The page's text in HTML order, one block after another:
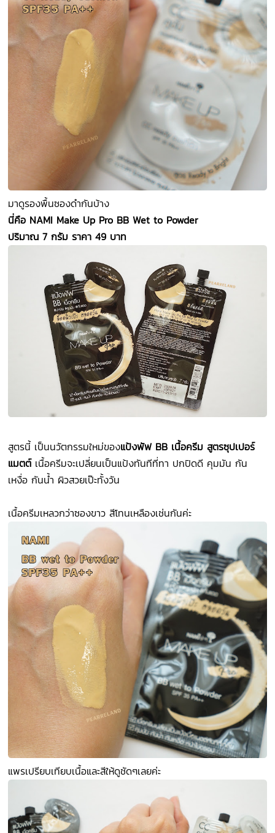
มาดูรองพื้นซองดำกันบ้าง
นี่คือ NAMI Make Up Pro BB Wet to Powder
ปริมาณ 7 กรัม ราคา 49 บาท
สูตรนี้ เป็นนวัตกรรมใหม่ของแป้งพัฟ BB เนื้อครีม สูตรซุปเปอร์
แมตต์เนื้อครีมจะเปลี่ยนเป็นแป้งทันทีที่ทา ปกปิดดี คุมมัน กัน
เหงื่อ กันน้ำ ผิวสวยเป๊ะทั้งวัน
เนื้อครีมเหลวกว่าซองขาว สีโทนเหลืองเช่นกันค่ะ
แพรเปรียบเทียบเนื้อและสีให้ดูชัดๆเลยค่ะ